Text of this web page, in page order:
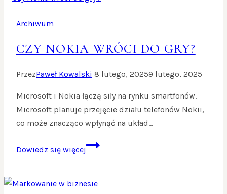
Archiwum
CZY NOKIA WRÓCI DO GRY?
PrzezPaweł Kowalski 8 lutego, 20259 lutego, 2025
Microsoft i Nokia łączą siły na rynku smartfonów.
Microsoft planuje przejęcie działu telefonów Nokii,
co może znacząco wpłynąć na układ…
Dowiedz się więcej
Czy
do